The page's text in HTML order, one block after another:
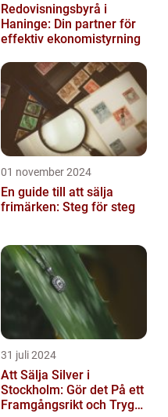
Redovisningsbyrå i
Haninge: Din partner för
effektiv ekonomistyrning
01 november 2024
En guide till att sälja
frimärken: Steg för steg
31 juli 2024
Att Sälja Silver i
Stockholm: Gör det På ett
Framgångsrikt och Tryggt